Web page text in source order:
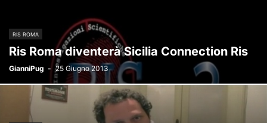
RIS ROMA
Ris Roma diventerà Sicilia Connection Ris
GianniPug - 25 Giugno 2013